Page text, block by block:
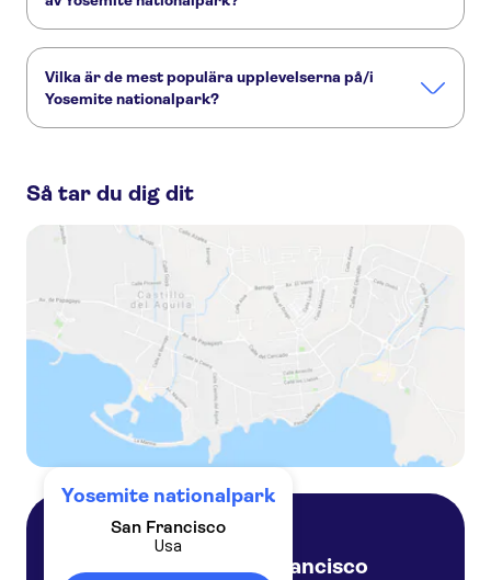
Golden Gate-bron Alcatraz Pier 39
Vilka är de mest populära upplevelserna på/i
Yosemite nationalpark?
Yosemite Escape 3-day Lodging Tour
Yosemite 3-dagars campingtur
Yosemite-utflykt från San Francisco
Så tar du dig dit
Yosemite nationalpark
San Francisco
Usa
San Francisco